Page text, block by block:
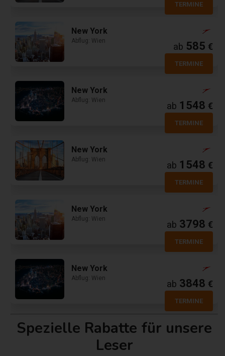
TERMINE
New York
Abflug: Wien
ab 585 €
TERMINE
New York
Abflug: Wien
ab 1548 €
TERMINE
New York
Abflug: Wien
ab 1548 €
TERMINE
New York
Abflug: Wien
ab 3798 €
TERMINE
New York
Abflug: Wien
ab 3848 €
TERMINE
Spezielle Rabatte für unsere
Leser